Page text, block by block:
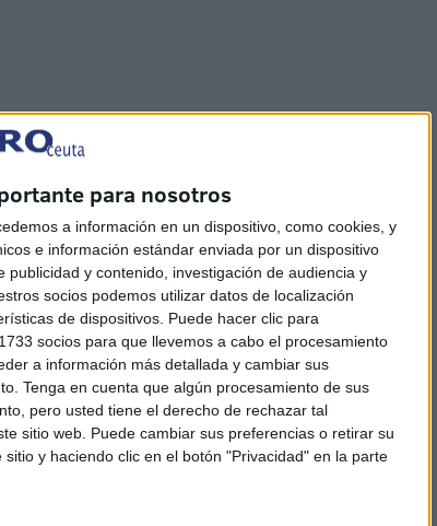
para nosotros
a información en un dispositivo, como cookies, y
e información estándar enviada por un dispositivo
y contenido, investigación de audiencia y
socios podemos utilizar datos de localización
de dispositivos. Puede hacer clic para
socios para que llevemos a cabo el procesamiento
a información más detallada y cambiar sus
Tenga en cuenta que algún procesamiento de sus
pero usted tiene el derecho de rechazar tal
sitio web. Puede cambiar sus preferencias o retirar su
y haciendo clic en el botón "Privacidad" en la parte
muchos por mi
por unos padres
se han
en solitario, por parejas
con profesores del
en función de